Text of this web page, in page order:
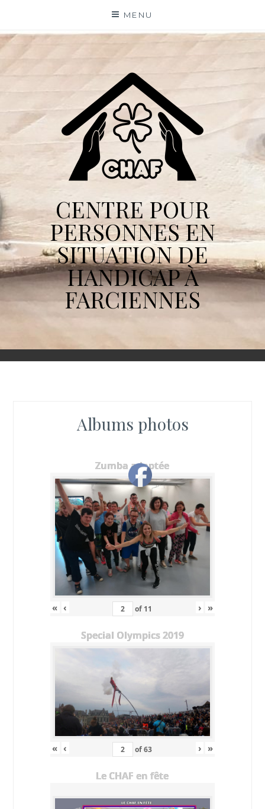
content
MENU
CENTRE POUR
PERSONNES EN
SITUATION DE
HANDICAP À
FARCIENNES
Albums photos
Zumba adaptée
« ‹ of 11 › »
Special Olympics 2019
« ‹ of63 › »
Le CHAF en fête